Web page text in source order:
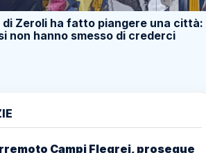
di Zeroli ha fatto piangere una città:
non hanno smesso di crederci
Campi Flegrei, prosegue